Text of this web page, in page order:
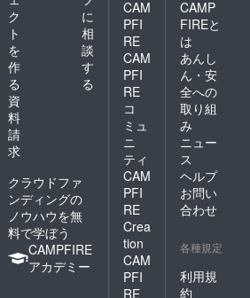
ク
ト
を
作
る
に
相
談
す
る
資
料
請
求
クラウドファ
ンディングの
ノウハウを無
料で学ぼう
CAMPFIRE
アカデミー
CAM
PFI
RE
CAM
PFI
RE
コ
ミュ
ニ
ティ
CAM
PFI
RE
Crea
tion
CAM
PFI
RE
CAMP
FIREと
は
あんし
ん・安
全への
取り組
み
ニュー
ス
ヘルプ
お問い
合わせ
各種規定
利用規
約